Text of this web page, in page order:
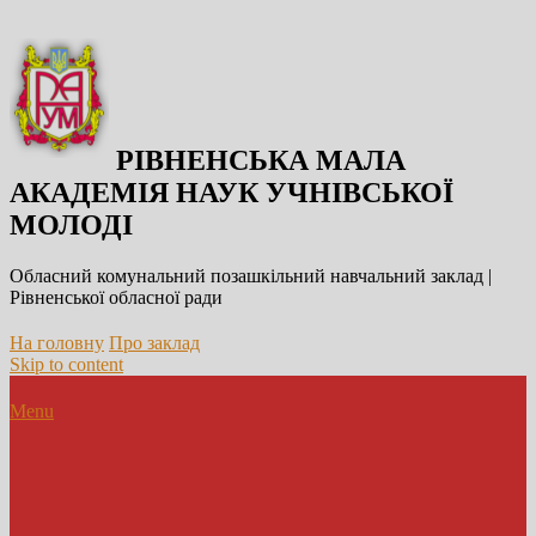
РІВНЕНСЬКА МАЛА
АКАДЕМІЯ НАУК УЧНІВСЬКОЇ
МОЛОДІ
Обласний комунальний позашкільний навчальний заклад |
Рівненської обласної ради
На головну Про заклад
Skip to content
Menu